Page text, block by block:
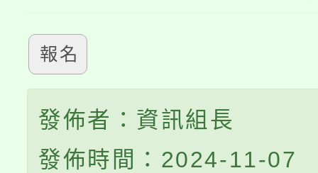
報名
發佈者：資訊組長
發佈時間：2024-11-07